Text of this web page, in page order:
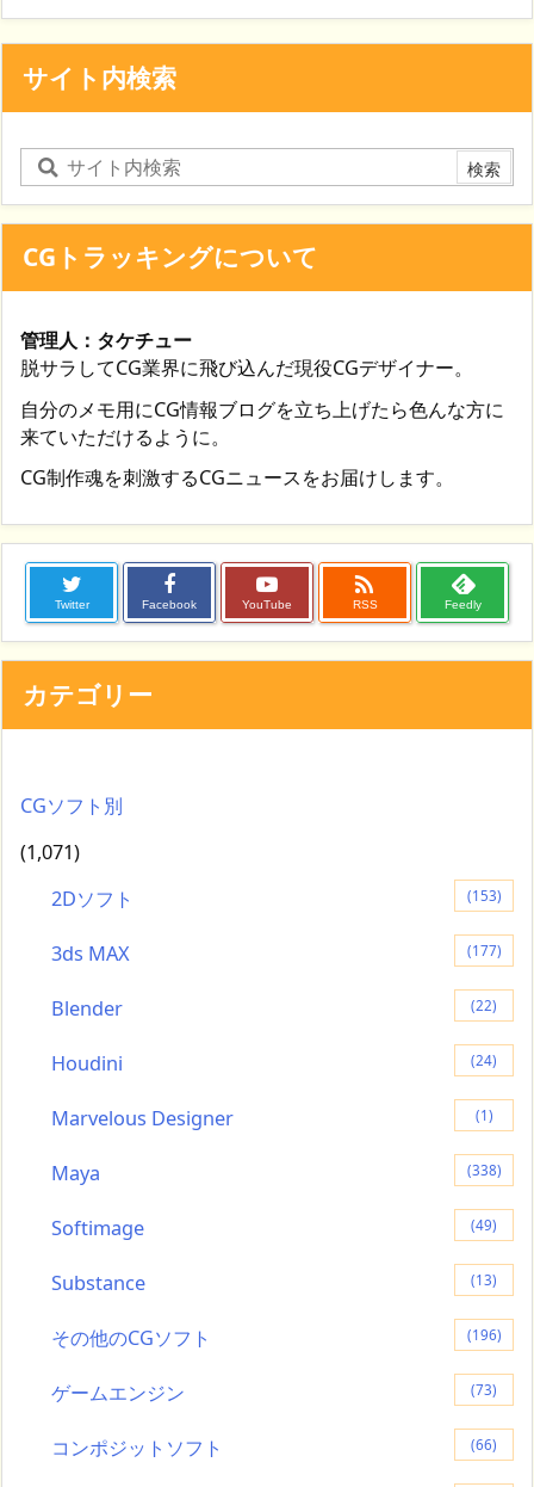
サイト内検索
CGトラッキングについて
管理人：タケチュー
脱サラしてCG業界に飛び込んだ現役CGデザイナー。
自分のメモ用にCG情報ブログを立ち上げたら色んな方に
来ていただけるように。
CG制作魂を刺激するCGニュースをお届けします。
Twitter Facebook YouTube

RSS Feedly
カテゴリー
CGソフト別
(1,071)
2Dソフト
(153)
3ds MAX (177)
Blender (22)
Houdini (24)
Marvelous Designer (1)
Maya (338)
Softimage (49)
Substance (13)
その他のCGソフト (196)
ゲームエンジン (73)
コンポジットソフト (66)